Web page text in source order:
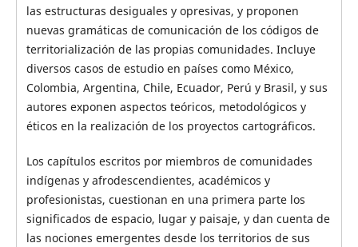
las estructuras desiguales y opresivas, y proponen
nuevas gramáticas de comunicación de los códigos de
territorialización de las propias comunidades. Incluye
diversos casos de estudio en países como México,
Colombia, Argentina, Chile, Ecuador, Perú y Brasil, y sus
autores exponen aspectos teóricos, metodológicos y
éticos en la realización de los proyectos cartográficos.
Los capítulos escritos por miembros de comunidades
indígenas y afrodescendientes, académicos y
profesionistas, cuestionan en una primera parte los
significados de espacio, lugar y paisaje, y dan cuenta de
las nociones emergentes desde los territorios de sus